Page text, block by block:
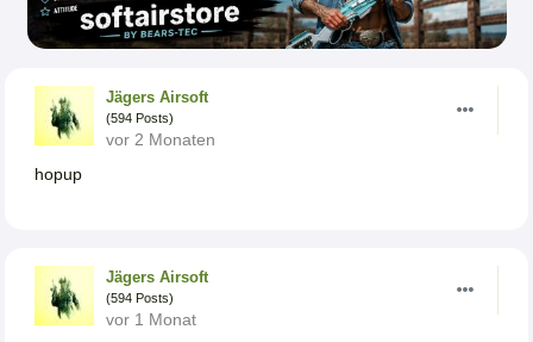
Jägers Airsoft
(594 Posts)
vor 2 Monaten
hopup
Jägers Airsoft
(594 Posts)
vor 1 Monat